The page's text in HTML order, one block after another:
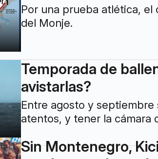
Por una prueba atlética, el
del Monje.
Temporada de
avistarlas?
Entre agosto y septiembre
atentos, y tener la cámara
Sin Montenegro,